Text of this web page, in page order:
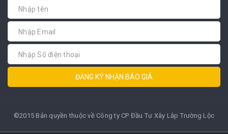
ĐĂNG KÝ NHẬN BÁO GIÁ
©2015 Bản quyền thuộc về Công ty CP Đầu Tư Xây Lắp Trường Lộc